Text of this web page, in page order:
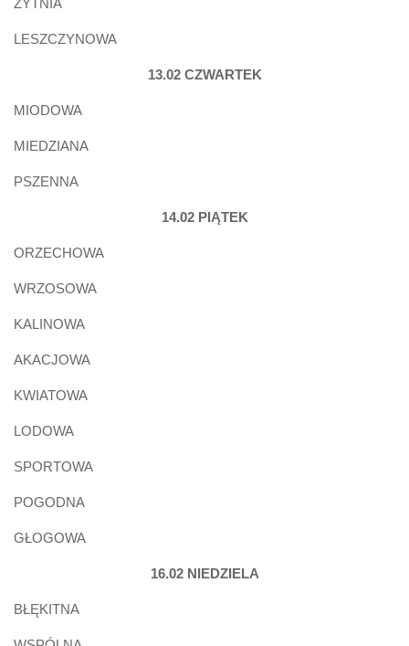
ŻYTNIA
LESZCZYNOWA
13.02 CZWARTEK
MIODOWA
MIEDZIANA
PSZENNA
14.02 PIĄTEK
ORZECHOWA
WRZOSOWA
KALINOWA
AKACJOWA
KWIATOWA
LODOWA
SPORTOWA
POGODNA
GŁOGOWA
16.02 NIEDZIELA
BŁĘKITNA